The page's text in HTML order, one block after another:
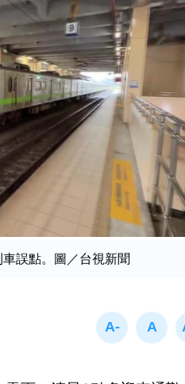
誤點。圖／台視新聞